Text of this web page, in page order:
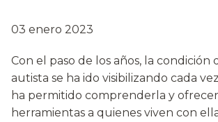
03 enero 2023
Con el paso de los años, la condición
autista se ha ido visibilizando cada
ha permitido comprenderla y
herramientas a quienes viven con